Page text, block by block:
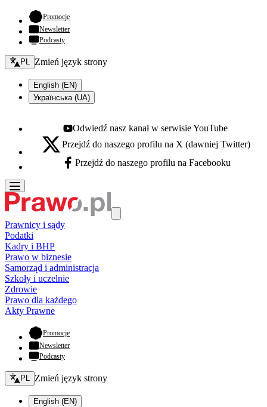
Promocje- otwiera się w nowej karcie
Newsletter
Podcasty
Zmień język - bieżący:
PL Zmień język strony
English (EN)
Українська (UA)
Youtube - otwiera się w nowej karcie
Odwiedź nasz kanał w serwisie YouTube
X - otwiera się w nowej karcie
Przejdź do naszego profilu na X (dawniej Twitter)
Facebook - otwiera się w nowej karcie
Przejdź do naszego profilu na Facebooku
Prawnicy i sądy
Podatki
Kadry i BHP
Prawo w biznesie
Samorząd i administracja
Szkoły i uczelnie
Zdrowie
Prawo dla każdego
Akty Prawne
Promocje- otwiera się w nowej karcie
Newsletter
Podcasty
Zmień język - bieżący:
PL Zmień język strony
English (EN)